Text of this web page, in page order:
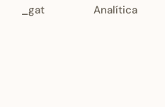
_gat Analítica